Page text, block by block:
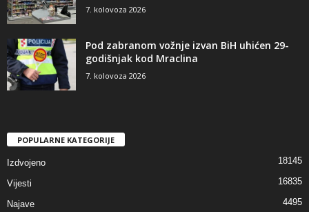
7. kolovoza 2026
Pod zabranom vožnje izvan BiH uhićen 29-
godišnjak kod Mraclina
7. kolovoza 2026
POPULARNE KATEGORIJE
Izdvojeno 18145
Vijesti 16835
Najave 4495